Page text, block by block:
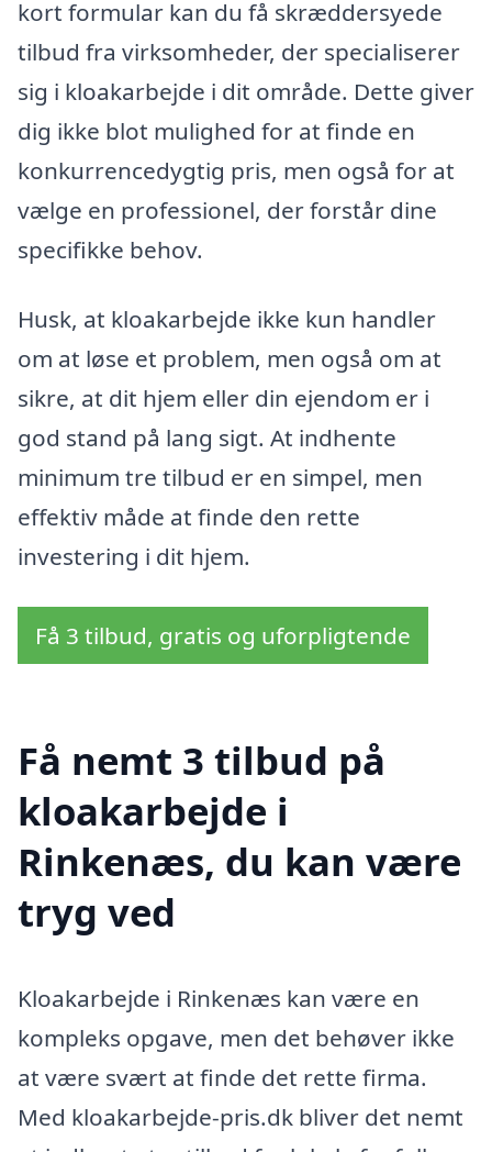
kort formular kan du få skræddersyede
tilbud fra virksomheder, der specialiserer
sig i kloakarbejde i dit område. Dette giver
dig ikke blot mulighed for at finde en
konkurrencedygtig pris, men også for at
vælge en professionel, der forstår dine
specifikke behov.
Husk, at kloakarbejde ikke kun handler
om at løse et problem, men også om at
sikre, at dit hjem eller din ejendom er i
god stand på lang sigt. At indhente
minimum tre tilbud er en simpel, men
effektiv måde at finde den rette
investering i dit hjem.
Få 3 tilbud, gratis og uforpligtende
Få nemt 3 tilbud på
kloakarbejde i
Rinkenæs, du kan være
tryg ved
Kloakarbejde i Rinkenæs kan være en
kompleks opgave, men det behøver ikke
at være svært at finde det rette firma.
Med kloakarbejde-pris.dk bliver det nemt